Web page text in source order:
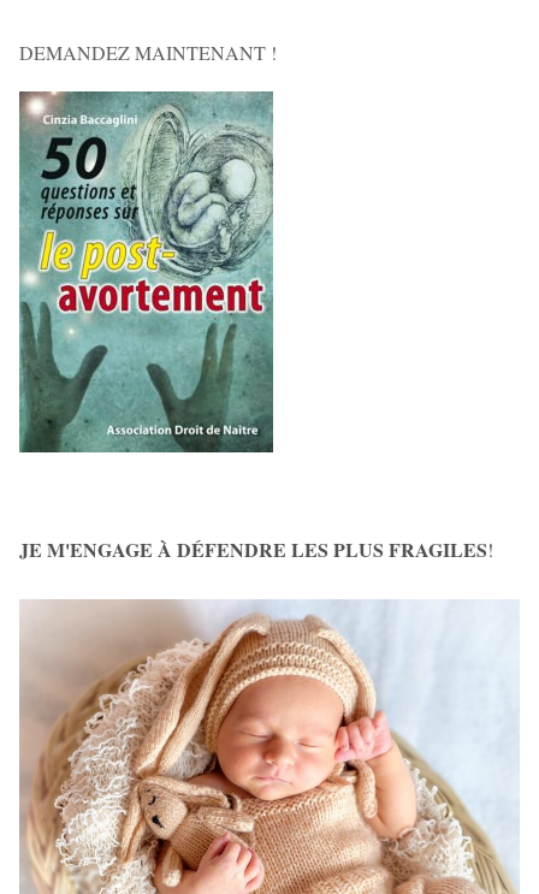
DEMANDEZ MAINTENANT !
JE M'ENGAGE À DÉFENDRE LES PLUS FRAGILES!